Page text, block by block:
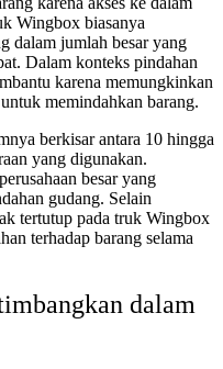
Wingbox biasanya
dalam jumlah besar yang
Dalam konteks pindahan
karena memungkinkan
memindahkan barang.
berkisar antara 10 hingga
yang digunakan.
besar yang
gudang. Selain
tertutup pada truk Wingbox
terhadap barang selama
dalam